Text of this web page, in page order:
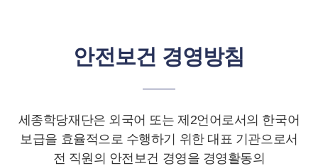
안전보건 경영방침
세종학당재단은 외국어 또는 제2언어로서의 한국어
보급을 효율적으로 수행하기 위한 대표 기관으로서
전 직원의 안전보건 경영을 경영활동의